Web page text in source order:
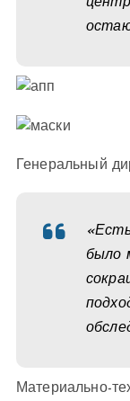
Генеральный
было
Материально-